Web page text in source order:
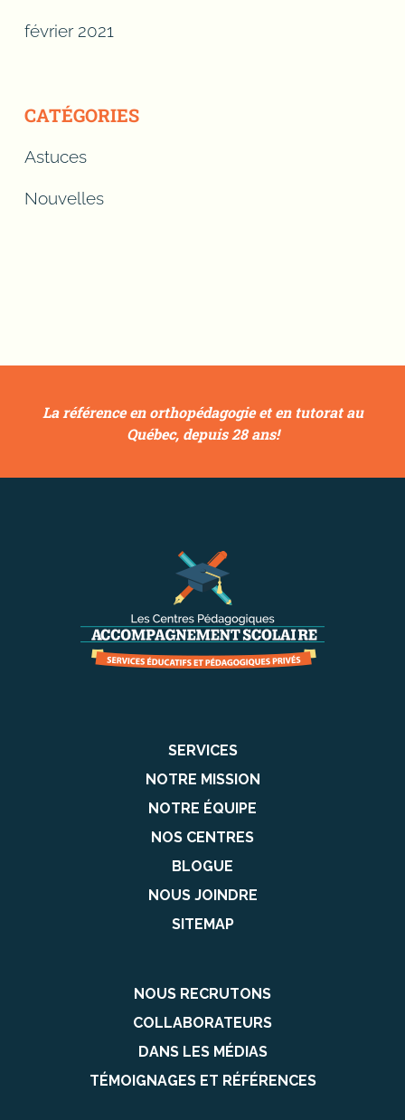
février 2021
CATÉGORIES
Astuces
Nouvelles
La référence en orthopédagogie et en tutorat au
Québec, depuis 28 ans!
SERVICES
NOTRE MISSION
NOTRE ÉQUIPE
NOS CENTRES
BLOGUE
NOUS JOINDRE
SITEMAP
NOUS RECRUTONS
COLLABORATEURS
DANS LES MÉDIAS
TÉMOIGNAGES ET RÉFÉRENCES